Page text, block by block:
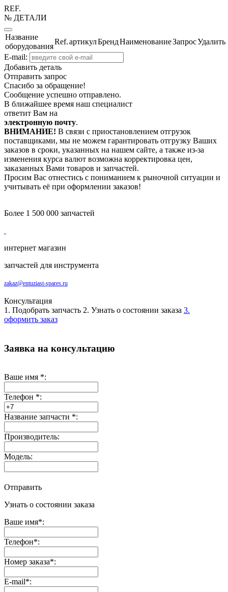
REF.
№ ДЕТАЛИ
Название
оборудования
Ref.артикулБрендНаименованиеЗапросУдалить
E-mail:
Добавить деталь
Отправить запрос
Спасибо за обращение!
Сообщение успешно отправлено.
В ближайшее время наш специалист
ответит Вам на
электронную почту.
ВНИМАНИЕ! В связи с приостановлением отгрузок
поставщиками, мы не можем гарантировать отгрузку Ваших
заказов в сроки, указанных на нашем сайте, а также из-за
изменения курса валют возможна корректировка цен,
заказанных Вами товаров и запчастей.
Просим Вас отнестись с пониманием к рыночной ситуации и
учитывать её при оформлении заказов!
Более 1 500 000 запчастей
интернет магазин
запчастей для инструмента
zakaz@entuziast-spares.ru
Консультация
1. Подобрать запчасть 2. Узнать о состоянии заказа 3.
оформить заказ
Заявка на консультацию
Ваше имя *:
Телефон *:
Название запчасти *:
Производитель:
Модель:
Отправить
Узнать о состоянии заказа
Ваше имя*:
Телефон*:
Номер заказа*:
E-mail*: